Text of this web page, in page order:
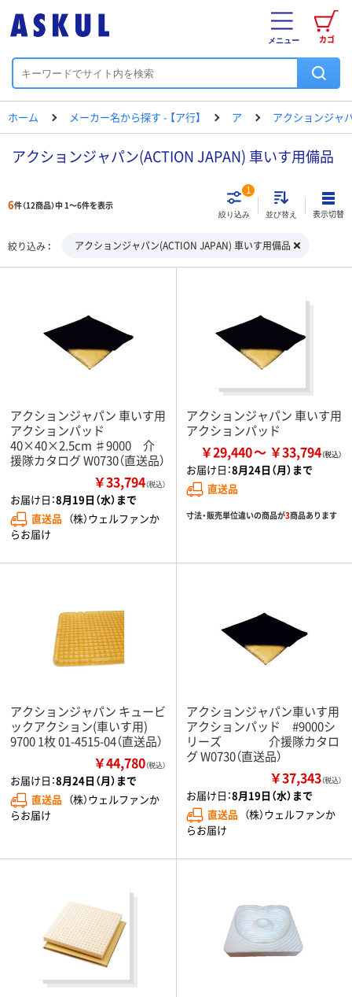
カゴ
メニュー
ホーム メーカー名から探す - 【ア行】 ア アクションジャ
アクションジャパン(ACTION JAPAN) 車いす用備品
6件（12商品）中 1～6件を表示
絞り込み
1
並び替え 表示切替
絞り込み アクションジャパン(ACTION JAPAN) 車いす用備品
アクションジャパン 車いす用
アクションパッド
40×40×2.5cm ♯9000 介
援隊カタログ W0730（直送品）
￥33,794（税込）
お届け日：8月19日（水）まで
直送品 （株）ウェルファンか
らお届け
アクションジャパン 車いす用
アクションパッド
￥29,440 ￥33,794
お届け日：8月24日（月）まで
直送品
寸法・販売単位違いの商品が3商品あります
アクションジャパン キュービ
ックアクション(車いす用)
9700 1枚 01-4515-04（直送品）
￥44,780（税込）
お届け日：8月24日（月）まで
直送品 （株）ウェルファンか
らお届け
アクションジャパン車いす用
アクションパッド #9000シ
リーズ 介援隊カタロ
グ W0730（直送品）
￥37,343（税込）
お届け日：8月19日（水）まで
直送品 （株）ウェルファンか
らお届け